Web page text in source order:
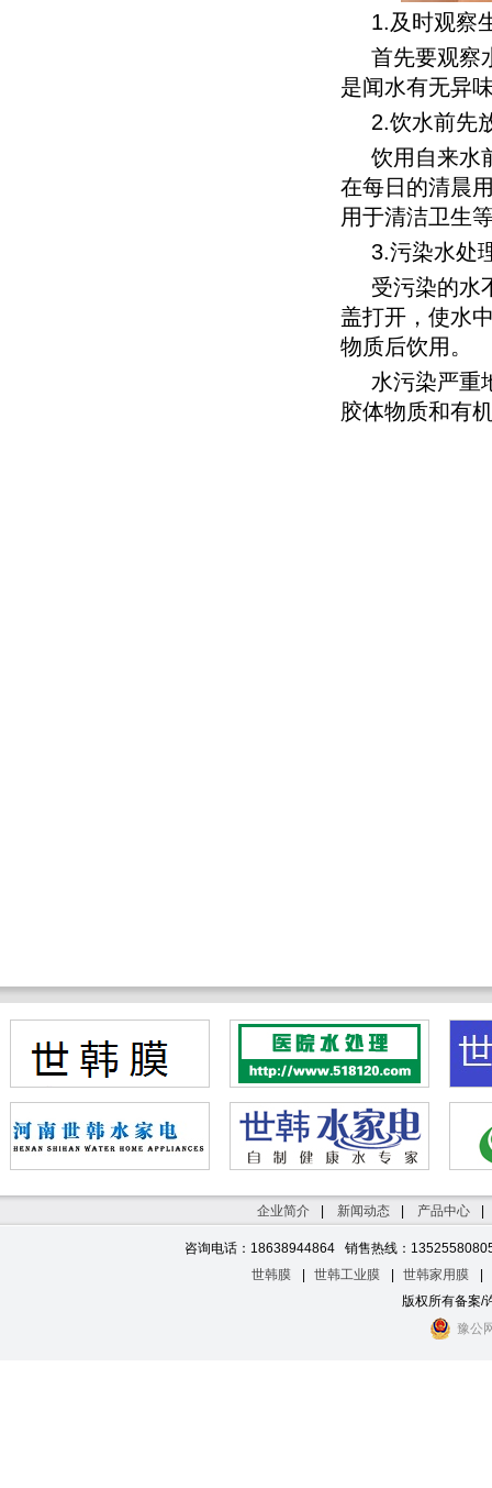
1.及时观察
首先要观察
是闻水有无异
2.饮水前先
饮用自来水
在每日的清晨
用于清洁卫生
3.污染水处
受污染的水
盖打开，使水
物质后饮用。
水污染严重
胶体物质和有
河南世韩水家电 世韩官网 世韩水网 大河水网 世韩纯水机
水处理
世韩CSM反渗透膜世韩净水机
净水机招
湖南水处理 陕西水处理设备 濮阳纯水机
安阳纯
企业简介 新闻动态 产品中心
咨询电话：18638944864 销售热线：
世韩膜
世韩工业膜 世韩家用膜
版权所有备案/
豫公